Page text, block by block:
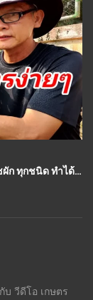
(คลิป) อึ้งเลย ‘มะละกอติดผลไวมาก’ ปุ๋ยบำรุงพืชพืชผัก ทุกชนิด ทำได้เองที่บ้าน ได้ผลดีเกินคาด
วีดีโอ เกษตร